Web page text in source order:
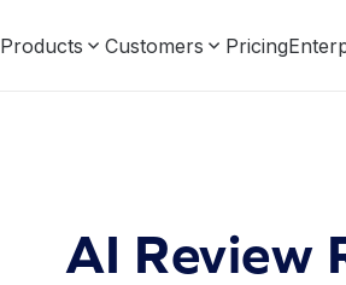
Products Customers Pricing
AI Review